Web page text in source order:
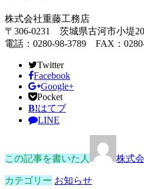
株式会社重藤工務店
〒306-0231 茨城県古河市小堤
電話：0280-98-3789 FAX：
Twitter
Facebook
Google+
Pocket
B!はてブ
LINE
この記事を書いた人 株式
カテゴリー お知らせ